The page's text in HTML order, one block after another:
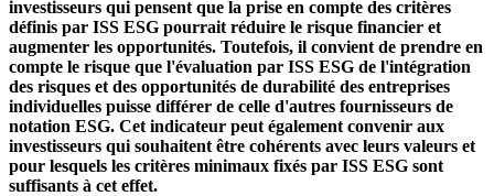
investisseurs qui pensent que la prise en compte des critères
définis par ISS ESG pourrait réduire le risque financier et
augmenter les opportunités. Toutefois, il convient de prendre en
compte le risque que l'évaluation par ISS ESG de l'intégration
des risques et des opportunités de durabilité des entreprises
individuelles puisse différer de celle d'autres fournisseurs de
notation ESG. Cet indicateur peut également convenir aux
investisseurs qui souhaitent être cohérents avec leurs valeurs et
pour lesquels les critères minimaux fixés par ISS ESG sont
suffisants à cet effet.